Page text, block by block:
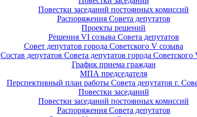
Повестки заседаний постоянных комиссий
Распоряжения Совета депутатов
Проекты решений
Решения VI созыва Совета депутатов
Совет депутатов города Советского V созыва
Состав депутатов Совета депутатов города Советского
График приема граждан
МПА председателя
Перспективный план работы Совета депутатов г.
Повестки заседаний
Повестки заседаний постоянных комиссий
Распоряжения Совета депутатов